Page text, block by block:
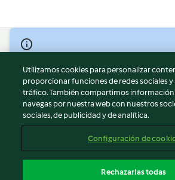
© Copyright 2026
Términos de uso
Política de privacidad
Aviso legal
Información legal
Reportar contenido
Utilizamos cookies para personalizar
proporcionar funciones de redes sociales
tráfico. También compartimos
navegas por nuestra web con nuestros
sociales, de publicidad y de analítica.
Configuración de
Rechazarlas todas